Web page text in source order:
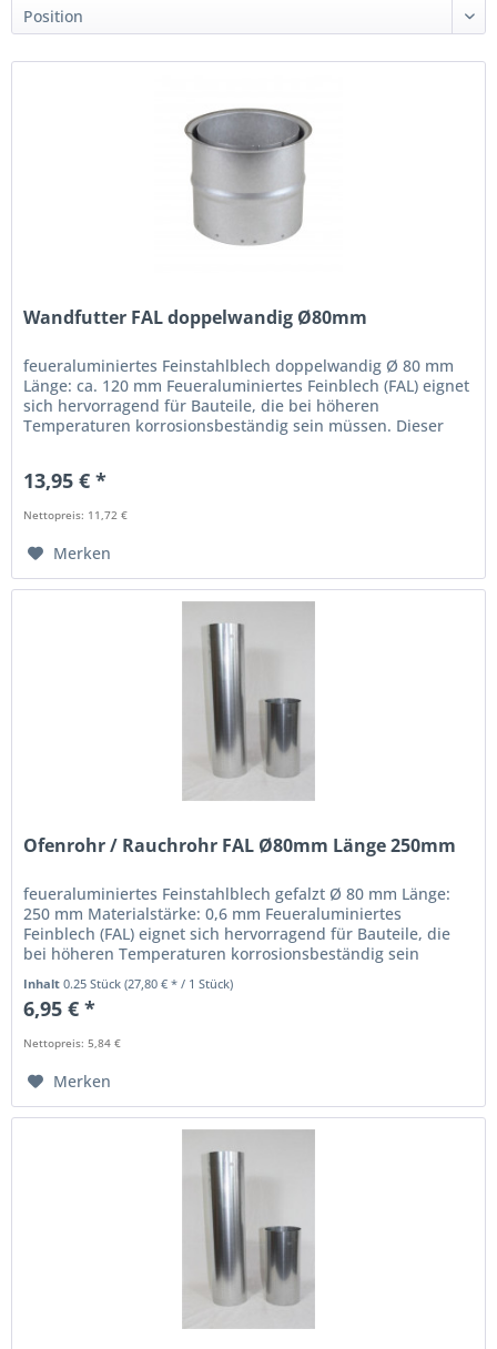
Wandfutter FAL doppelwandig Ø80mm
feueraluminiertes Feinstahlblech doppelwandig Ø 80 mm
Länge: ca. 120 mm Feueraluminiertes Feinblech (FAL) eignet
sich hervorragend für Bauteile, die bei höheren
Temperaturen korrosionsbeständig sein müssen. Dieser
13,95 € *
Nettopreis: 11,72 €
Merken
Ofenrohr / Rauchrohr FAL Ø80mm Länge 250mm
feueraluminiertes Feinstahlblech gefalzt Ø 80 mm Länge:
250 mm Materialstärke: 0,6 mm Feueraluminiertes
Feinblech (FAL) eignet sich hervorragend für Bauteile, die
bei höheren Temperaturen korrosionsbeständig sein
Inhalt0.25 Stück(27,80 € * / 1 Stück)
6,95 € *
Nettopreis: 5,84 €
Merken